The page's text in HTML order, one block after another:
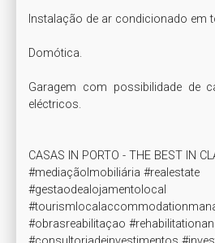
Instalação de ar condicionado em
Domótica.
Garagem com possibilidade de
eléctricos.
CASAS IN PORTO - THE BEST IN
#mediaçãoImobiliária #realestate
#gestaodealojamentolocal
#obrasreabilitaçao